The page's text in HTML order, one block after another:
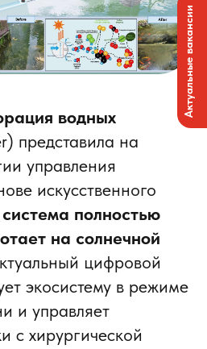
Актуальные вакансии
водных
представила на
управления
искусственного
система полностью
на солнечной
цифровой
экосистему в режиме
и управляет
с хирургической